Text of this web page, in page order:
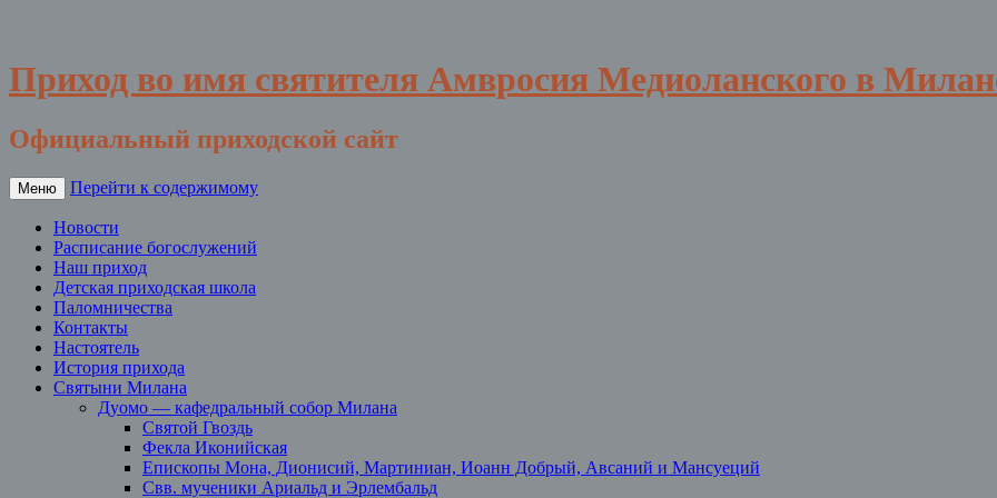
Приход во имя святителя Амвросия Медиоланского в
Официальный приходской сайт
Меню Перейти к содержимому
Новости
Расписание богослужений
Наш приход
Детская приходская школа
Паломничества
Контакты
Настоятель
История прихода
Святыни Милана
Дуомо — кафедральный собор Милана
Святой Гвоздь
Фекла Иконийская
Епископы Мона, Дионисий, Мартиниан, Иоанн Добрый, Авсаний и Мансуеций
Свв. мученики Ариальд и Эрлембальд